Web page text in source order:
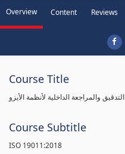
Overview Content Reviews
Course Title
التدقيق والمراجعة الداخلية لأنظمة الأيزو
Course Subtitle
ISO 19011:2018